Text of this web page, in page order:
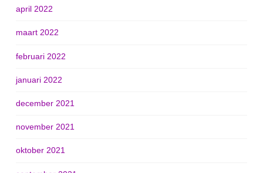
april 2022
maart 2022
februari 2022
januari 2022
december 2021
november 2021
oktober 2021